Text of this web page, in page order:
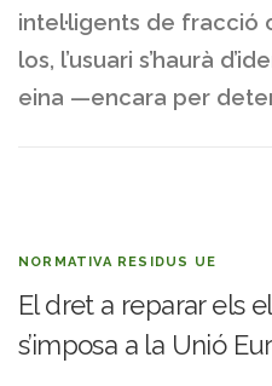
intel·ligents de fracció
los, l’usuari s’haurà
eina —encara per
NORMATIVA RESIDUS UE
El dret a reparar els
s’imposa a la Unió